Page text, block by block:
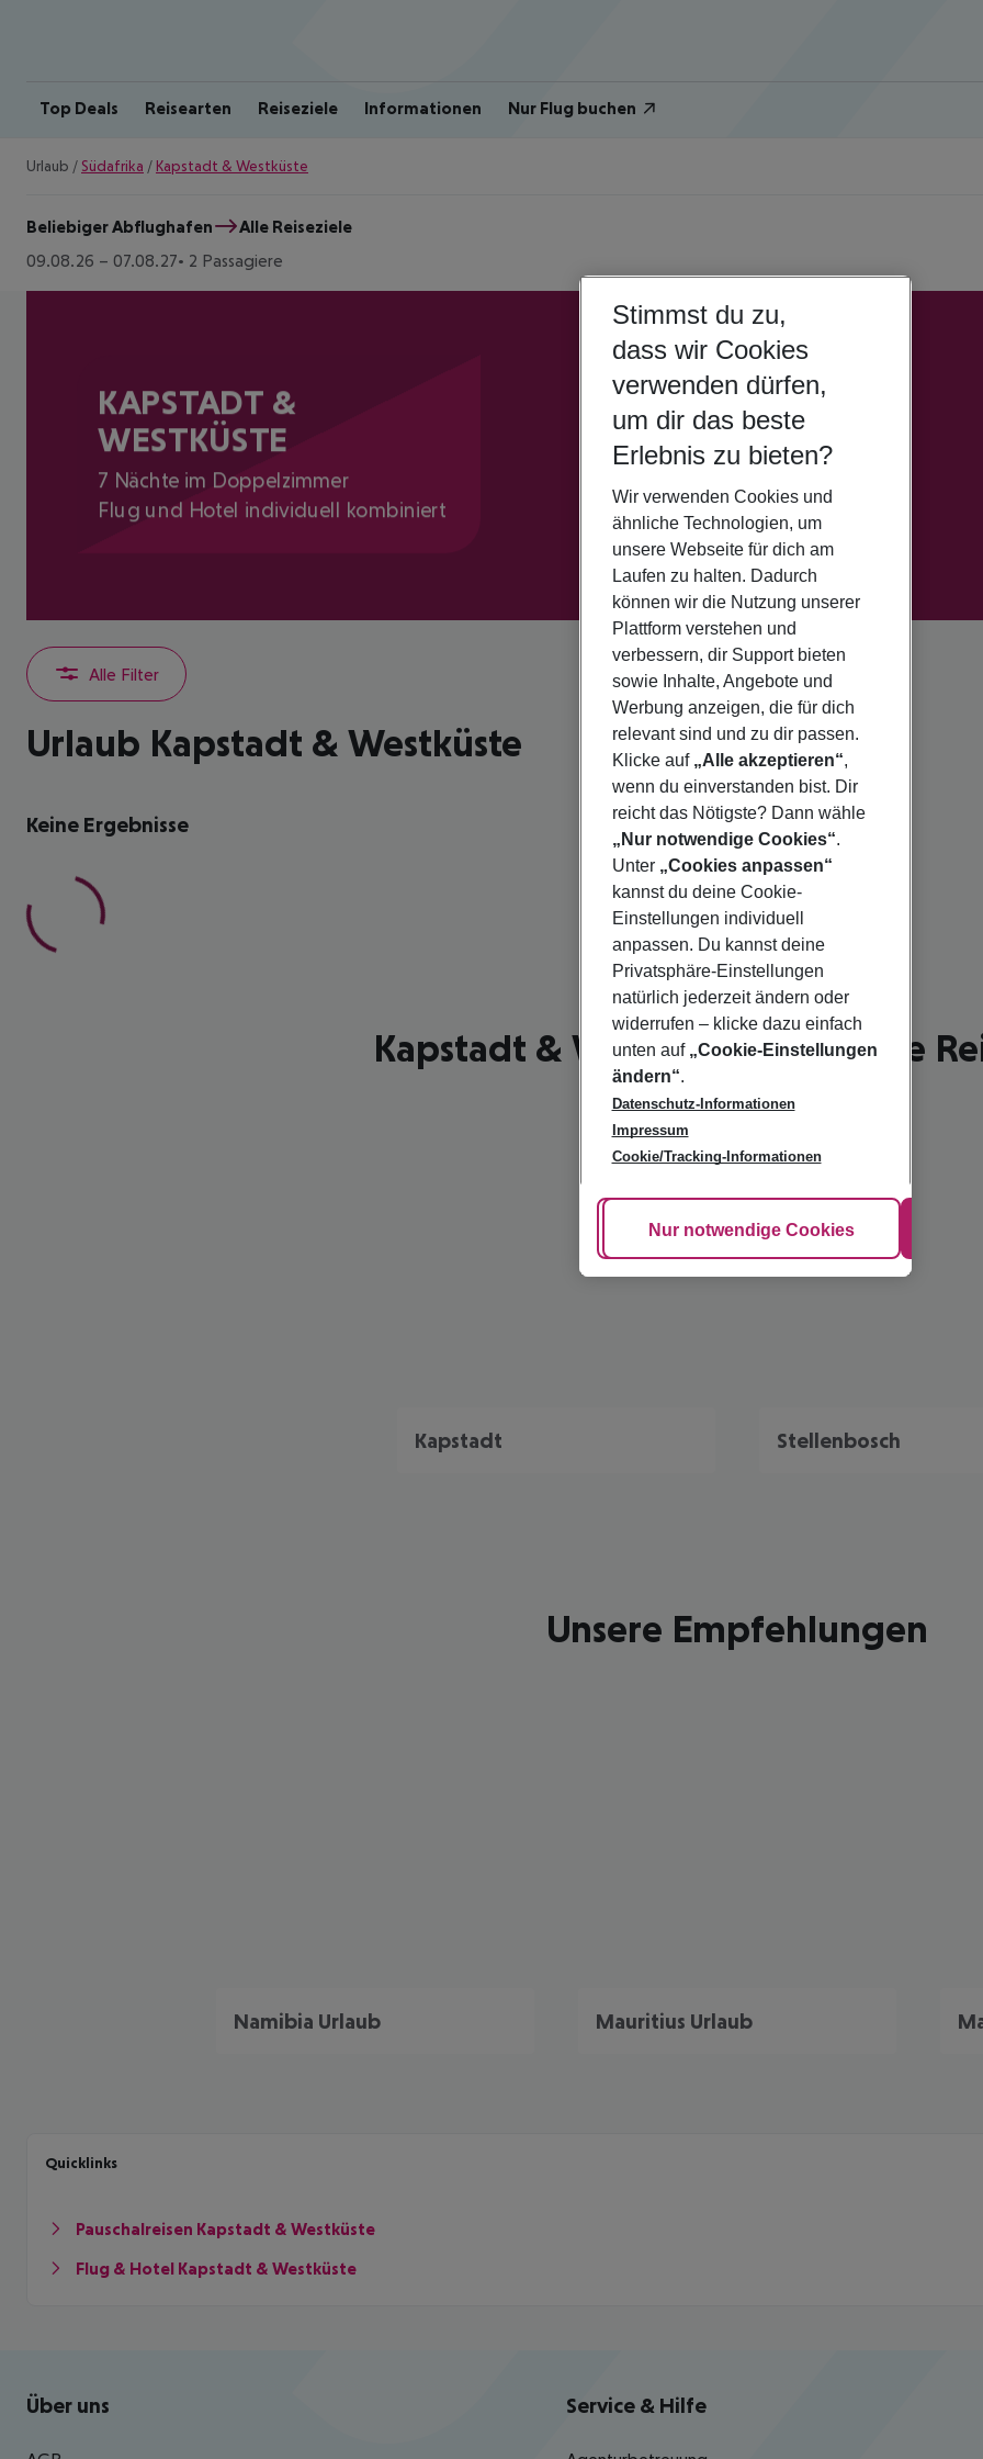
Top Deals Reisearten Reiseziele Informationen Nur Flug buchen
Urlaub / Südafrika / Kapstadt & Westküste
Beliebiger Abflughafen
Alle Reiseziele
09.08.26 – 07.08.27 2 Passagiere
KAPSTADT &
WESTKÜSTE
7 Nächte im Doppelzimmer
Flug und Hotel individuell kombiniert
Alle Filter
Urlaub Kapstadt & Westküste
Keine Ergebnisse
Kapstadt & Westküste - schönste
Kapstadt Stellenbosch
Unsere Empfehlungen
Namibia Urlaub Mauritius Urlaub
Quicklinks
Pauschalreisen Kapstadt & Westküste
Flug & Hotel Kapstadt & Westküste
Footer navigation
Über uns Service & Hilfe
Stimmst du zu,
dass wir Cookies
verwenden dürfen,
um dir das beste
Erlebnis zu bieten?
Wir verwenden Cookies und
ähnliche Technologien, um
unsere Webseite für dich am
Laufen zu halten. Dadurch
können wir die Nutzung unserer
Plattform verstehen und
verbessern, dir Support bieten
sowie Inhalte, Angebote und
Werbung anzeigen, die für dich
relevant sind und zu dir passen.
Klicke auf „Alle akzeptieren“,
wenn du einverstanden bist. Dir
reicht das Nötigste? Dann wähle
„Nur notwendige Cookies“.
Unter „Cookies anpassen“
kannst du deine Cookie-
Einstellungen individuell
anpassen. Du kannst deine
Privatsphäre-Einstellungen
natürlich jederzeit ändern oder
widerrufen – klicke dazu einfach
unten auf „Cookie-Einstellungen
ändern“.
Datenschutz-Informationen
Impressum
Cookie/Tracking-Informationen
Cookie anpassen
Nur notwendige Cookies